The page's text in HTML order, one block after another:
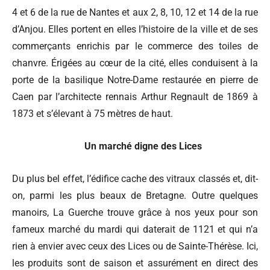
4 et 6 de la rue de Nantes et aux 2, 8, 10, 12 et 14 de la rue
d’Anjou. Elles portent en elles l’histoire de la ville et de ses
commerçants enrichis par le commerce des toiles de
chanvre. Érigées au cœur de la cité, elles conduisent à la
porte de la basilique Notre-Dame restaurée en pierre de
Caen par l’architecte rennais Arthur Regnault de 1869 à
1873 et s’élevant à 75 mètres de haut.
Un marché digne des Lices
Du plus bel effet, l’édifice cache des vitraux classés et, dit-
on, parmi les plus beaux de Bretagne. Outre quelques
manoirs, La Guerche trouve grâce à nos yeux pour son
fameux marché du mardi qui daterait de 1121 et qui n’a
rien à envier avec ceux des Lices ou de Sainte-Thérèse. Ici,
les produits sont de saison et assurément en direct des